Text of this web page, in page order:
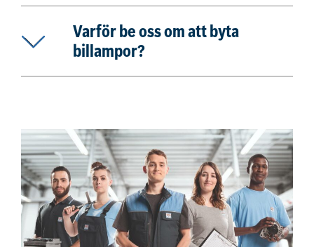
Varför be oss om att byta
billampor?